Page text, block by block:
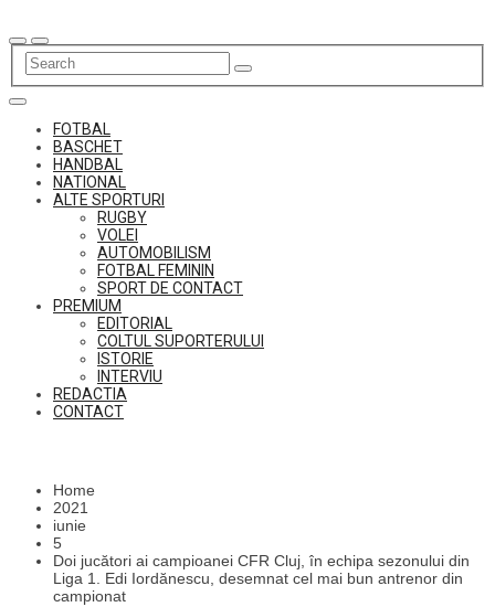
to
content
FOTBAL
BASCHET
HANDBAL
NATIONAL
ALTE SPORTURI
RUGBY
VOLEI
AUTOMOBILISM
FOTBAL FEMININ
SPORT DE CONTACT
PREMIUM
EDITORIAL
COLTUL SUPORTERULUI
ISTORIE
INTERVIU
REDACTIA
CONTACT
Home
2021
iunie
5
Doi jucători ai campioanei CFR Cluj, în echipa sezonului din
Liga 1. Edi Iordănescu, desemnat cel mai bun antrenor din
campionat